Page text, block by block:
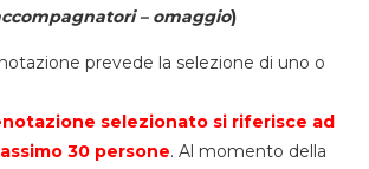
– omaggio)
prevede la selezione di uno o
selezionato si riferisce ad
30 persone. Al momento della